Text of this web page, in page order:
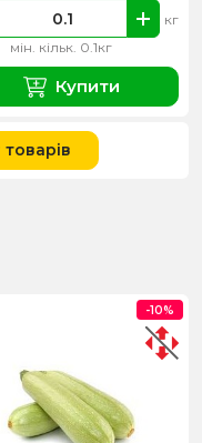
мін. кільк. 0.1кг
кг
Купити
-10%